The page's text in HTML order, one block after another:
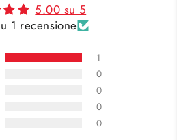
5.00 su 5
1 recensione
1
0
0
0
0